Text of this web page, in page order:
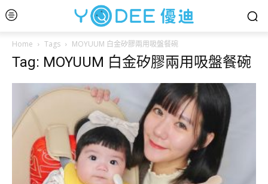
Home Tags MOYUUM 白金矽膠兩用吸盤餐碗
Tag: MOYUUM 白金矽膠兩用吸盤餐碗